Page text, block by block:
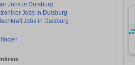
Jobs in Duisburg
Jobs in Duisburg
Jobs in Duisburg